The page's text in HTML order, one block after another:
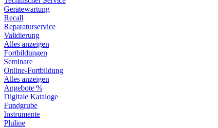
Gerätewartung
Recall
Reparaturservice
Validierung
Alles anzeigen
Fortbildungen
Seminare
Online-Fortbildung
Alles anzeigen
Angebote %
Digitale Kataloge
Fundgrube
Instrumente
Pluline